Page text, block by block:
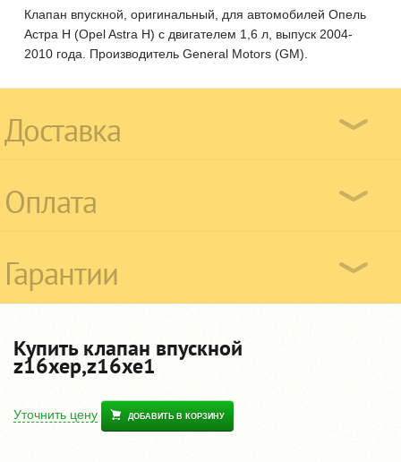
Клапан впускной, оригинальный, для автомобилей Опель
Астра Н (Opel Astra H) с двигателем 1,6 л, выпуск 2004-
2010 года. Производитель General Motors (GM).
Доставка
Оплата
Гарантии
Купить клапан впускной
z16xep,z16xe1
Уточнить цену ДОБАВИТЬ В КОРЗИНУ